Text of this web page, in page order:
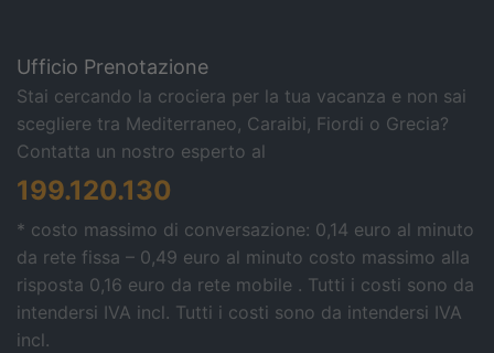
Ufficio Prenotazione
Stai cercando la crociera per la tua vacanza e non sai
scegliere tra Mediterraneo, Caraibi, Fiordi o Grecia?
Contatta un nostro esperto al
199.120.130
* costo massimo di conversazione: 0,14 euro al minuto
da rete fissa – 0,49 euro al minuto costo massimo alla
risposta 0,16 euro da rete mobile . Tutti i costi sono da
intendersi IVA incl. Tutti i costi sono da intendersi IVA
incl.